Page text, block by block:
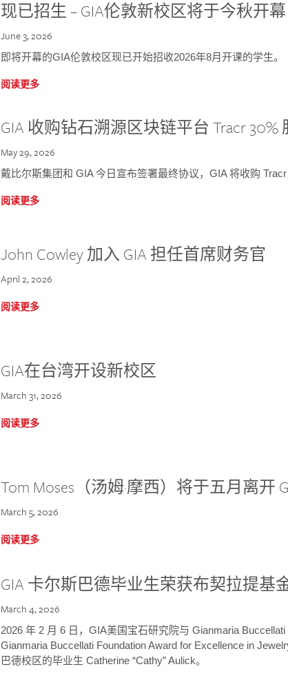
现已招生 – GIA伦敦新校区将于今秋开幕
June 3, 2026
即将开幕的GIA伦敦校区现已开始招收2026年8月开课的学生。
阅读更多
GIA 收购钻石溯源区块链平台 Tracr 30%
May 29, 2026
戴比尔斯集团和 GIA 今日宣布签署最终协议，GIA 将收购 Tracr
阅读更多
John Cowley 加入 GIA 担任首席财务官
April 2, 2026
阅读更多
GIA在台湾开设新校区
March 31, 2026
阅读更多
Tom Moses（汤姆·摩西）将于五月离开
March 5, 2026
阅读更多
GIA 卡尔斯巴德毕业生荣获布契拉提基
March 4, 2026
2026 年 2 月 6 日，GIA美国宝石研究院与 Gianmaria
Gianmaria Buccellati Foundation Award for Excellence in
巴德校区的毕业生 Catherine “Cathy” Aulick。